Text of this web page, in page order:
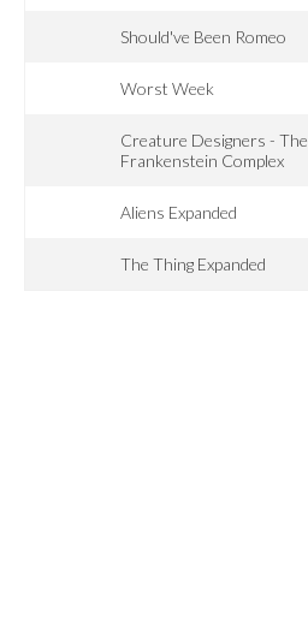
Should've Been Romeo
Worst Week
Creature Designers - The
Frankenstein Complex
Aliens Expanded
The Thing Expanded